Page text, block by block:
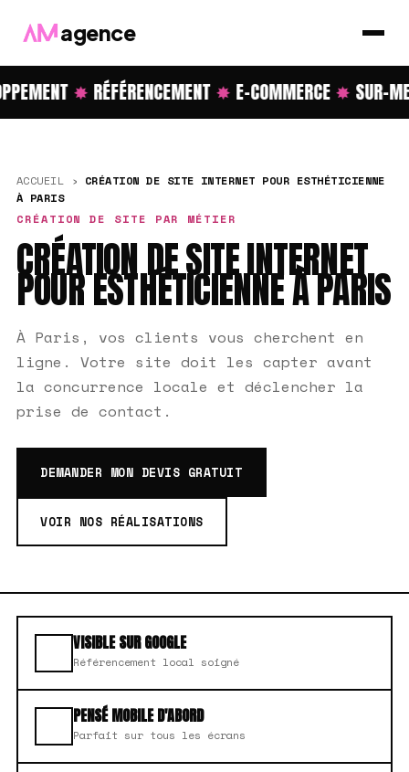
agence
✸RÉFÉRENCEMENT✸E-COMMERCE✸SUR-
ACCUEIL › CRÉATION DE SITE INTERNET POUR ESTHÉTICIENNE
À PARIS
CRÉATION DE SITE PAR MÉTIER
CRÉATION DE SITE INTERNET
POUR ESTHÉTICIENNE À PARIS
À Paris, vos clients vous cherchent en
ligne. Votre site doit les capter avant
la concurrence locale et déclencher la
prise de contact.
DEMANDER MON DEVIS GRATUIT
VOIR NOS RÉALISATIONS
VISIBLE SUR GOOGLE
Référencement local soigné
PENSÉ MOBILE D'ABORD
Parfait sur tous les écrans